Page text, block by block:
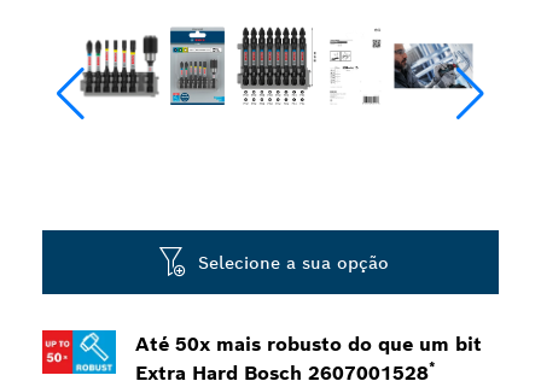
Até 50x mais robusto do que um bit
Extra Hard Bosch 2607001528*
Selecione a sua opção